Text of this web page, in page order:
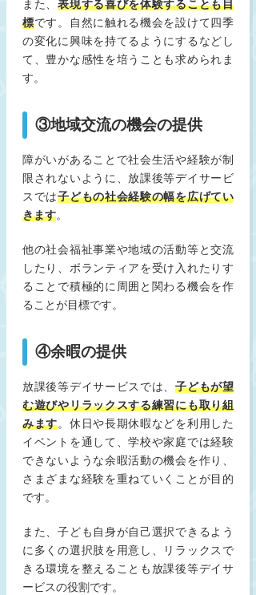
また、表現する喜びを体験することも目
標です。自然に触れる機会を設けて四季
の変化に興味を持てるようにするなどし
て、豊かな感性を培うことも求められま
す。
③地域交流の機会の提供
障がいがあることで社会生活や経験が制
限されないように、放課後等デイサービ
スでは子どもの社会経験の幅を広げてい
きます。
他の社会福祉事業や地域の活動等と交流
したり、ボランティアを受け入れたりす
ることで積極的に周囲と関わる機会を作
ることが目標です。
④余暇の提供
放課後等デイサービスでは、子どもが望
む遊びやリラックスする練習にも取り組
みます。休日や長期休暇などを利用した
イベントを通して、学校や家庭では経験
できないような余暇活動の機会を作り、
さまざまな経験を重ねていくことが目的
です。
また、子ども自身が自己選択できるよう
に多くの選択肢を用意し、リラックスで
きる環境を整えることも放課後等デイサ
ービスの役割です。